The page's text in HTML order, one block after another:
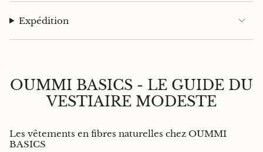
Expédition
OUMMI BASICS - LE GUIDE DU
VESTIAIRE MODESTE
Les vêtements en fibres naturelles chez OUMMI
BASICS